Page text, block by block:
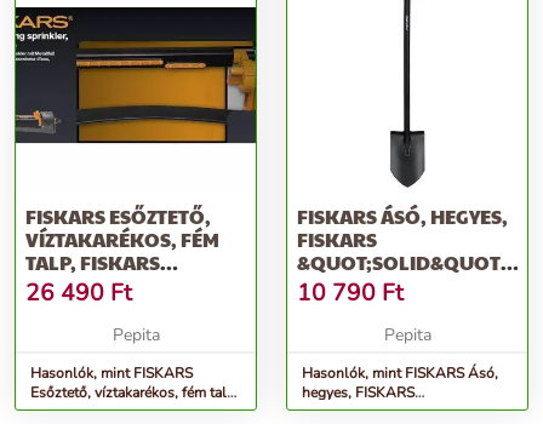
FISKARS ESŐZTETŐ,
VÍZTAKARÉKOS, FÉM
TALP, FISKARS
&QUOT;COMFORT&QUOT;
26 490 Ft
Pepita
Hasonlók, mint FISKARS
Esőztető, víztakarékos, fém talp,
FISKARS &quot;Comfort&quot;
FISKARS ÁSÓ, HEGYES,
FISKARS
&QUOT;SOLID&QUOT;,
FEKETE
10 790 Ft
Pepita
Hasonlók, mint FISKARS Ásó,
hegyes, FISKARS
&quot;Solid&quot;, fekete